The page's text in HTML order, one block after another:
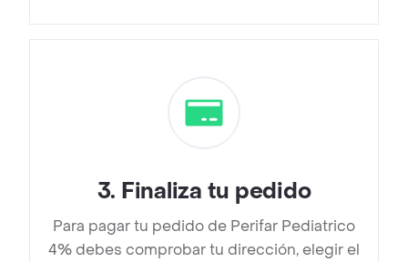
3. Finaliza tu pedido
Para pagar tu pedido de Perifar Pediatrico
4% debes comprobar tu dirección, elegir el